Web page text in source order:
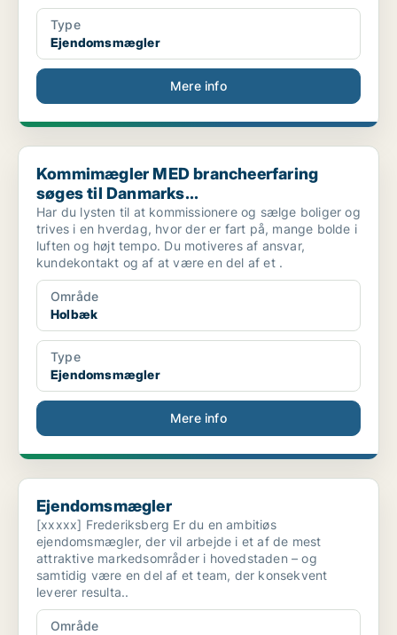
Type
Ejendomsmægler
Mere info
Kommimægler MED brancheerfaring søges til Danmarks...
Kommimægler MED brancheerfaring
søges til Danmarks...
Har du lysten til at kommissionere og sælge boliger og
trives i en hverdag, hvor der er fart på, mange bolde i
luften og højt tempo. Du motiveres af ansvar,
kundekontakt og af at være en del af et .
Område
Holbæk
Type
Ejendomsmægler
Mere info
Ejendomsmægler
Ejendomsmægler
[xxxxx] Frederiksberg Er du en ambitiøs
ejendomsmægler, der vil arbejde i et af de mest
attraktive markedsområder i hovedstaden – og
samtidig være en del af et team, der konsekvent
leverer resulta..
Område